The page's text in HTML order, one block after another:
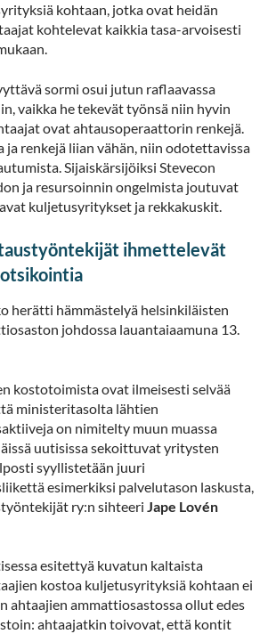
kohtaan, jotka ovat heidän
kohtelevat kaikkia tasa-arvoisesti
sormi osui jutun raflaavassa
vaikka he tekevät työnsä niin hyvin
ovat ahtausoperaattorin renkejä.
ja renkejä liian vähän, niin odotettavissa
Sijaiskärsijöiksi Stevecon
ja resursoinnin ongelmista joutuvat
kuljetusyritykset ja rekkakuskit.
ihmettelevät
herätti hämmästelyä helsinkiläisten
johdossa lauantaiaamuna 13.
kostotoimista ovat ilmeisesti selvää
ministeritasolta lähtien
on nimitelty muun muassa
uutisissa sekoittuvat yritysten
syyllistetään juuri
esimerkiksi palvelutason laskusta,
ry:n sihteeri Jape Lovén
esitettyä kuvatun kaltaista
kostoa kuljetusyrityksiä kohtaan ei
ahtaajien ammattiosastossa ollut edes
ahtaajatkin toivovat, että kontit